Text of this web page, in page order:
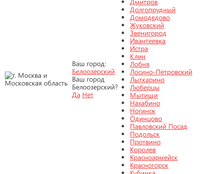
Ваш город:
Белоозерский
Ваш город
Белоозерский?
Да Нет
Долгопрудный
Домодедово
Жуковский
Звенигород
Ивантеевка
Истра
Клин
Лобня
Лосино-Петровский
Лыткарино
Люберцы
Мытищи
Нахабино
Ногинск
Одинцово
Павловский Посад
Подольск
Протвино
Королев
Красноармейск
Красногорск